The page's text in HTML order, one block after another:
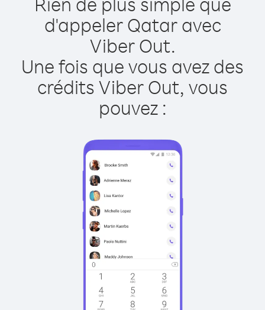
d'appeler Qatar avec
Viber Out.
Une fois que vous avez des
crédits Viber Out, vous
pouvez :